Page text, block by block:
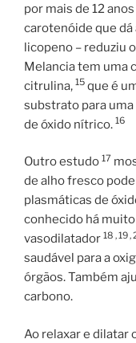
por mais de 12
carotenóide que dá
licopeno – reduziu
Melancia tem uma
citrulina, 15 que é
substrato para
de óxido nítrico. 16
Outro estudo 17
de alho fresco
plasmáticas de
conhecido há
vasodilatador 18 ,19 ,
saudável para a
órgãos. Também
carbono.
Ao relaxar e dilatar